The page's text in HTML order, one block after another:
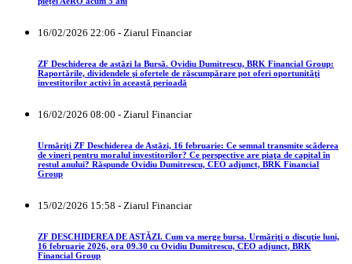
16/02/2026 22:06 - Ziarul Financiar
ZF Deschiderea de astăzi la Bursă. Ovidiu Dumitrescu, BRK Financial Group:
Raportările, dividendele şi ofertele de răscumpărare pot oferi oportunităţi
investitorilor activi în această perioadă
16/02/2026 08:00 - Ziarul Financiar
Urmăriţi ZF Deschiderea de Astăzi, 16 februarie: Ce semnal transmite scăderea
de vineri pentru moralul investitorilor? Ce perspective are piaţa de capital în
restul anului? Răspunde Ovidiu Dumitrescu, CEO adjunct, BRK Financial
Group
15/02/2026 15:58 - Ziarul Financiar
ZF DESCHIDEREA DE ASTĂZI. Cum va merge bursa. Urmăriţi o discuţie luni,
16 februarie 2026, ora 09.30 cu Ovidiu Dumitrescu, CEO adjunct, BRK
Financial Group